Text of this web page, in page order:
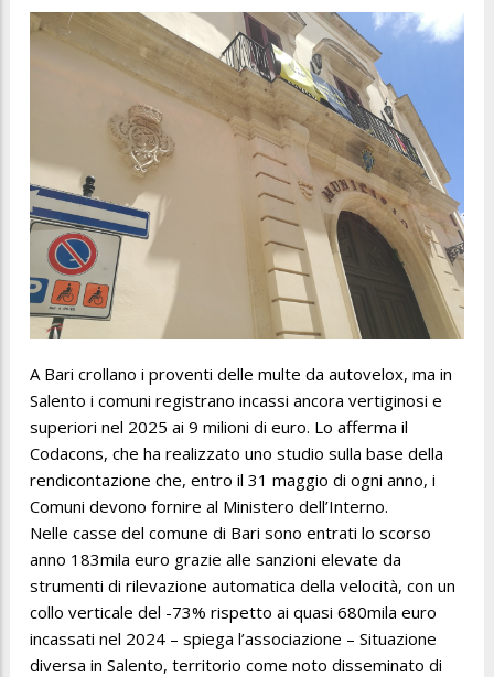
A Bari crollano i proventi delle multe da autovelox, ma in
Salento i comuni registrano incassi ancora vertiginosi e
superiori nel 2025 ai 9 milioni di euro. Lo afferma il
Codacons, che ha realizzato uno studio sulla base della
rendicontazione che, entro il 31 maggio di ogni anno, i
Comuni devono fornire al Ministero dell’Interno.
Nelle casse del comune di Bari sono entrati lo scorso
anno 183mila euro grazie alle sanzioni elevate da
strumenti di rilevazione automatica della velocità, con un
collo verticale del -73% rispetto ai quasi 680mila euro
incassati nel 2024 – spiega l’associazione – Situazione
diversa in Salento, territorio come noto disseminato di